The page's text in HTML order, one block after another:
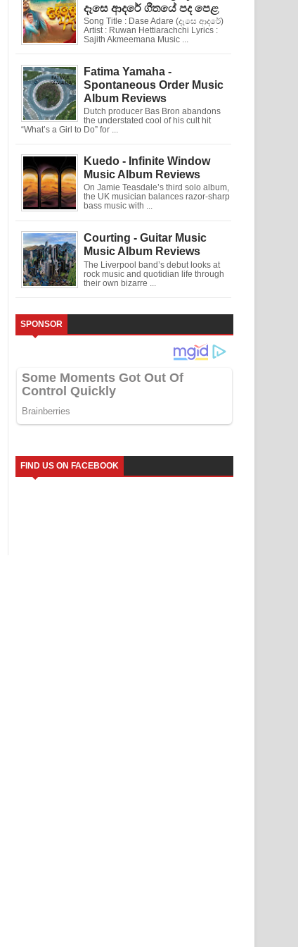
දෑසෙ ආදරේ ගීතයේ පද පෙළ
Song Title : Dase Adare (දෑසෙ ආදරේ)
Artist : Ruwan Hettiarachchi Lyrics :
Sajith Akmeemana Music ...
Fatima Yamaha -
Spontaneous Order Music
Album Reviews
Dutch producer Bas Bron abandons
the understated cool of his cult hit
“What’s a Girl to Do” for ...
Kuedo - Infinite Window
Music Album Reviews
On Jamie Teasdale’s third solo album,
the UK musician balances razor-sharp
bass music with ...
Courting - Guitar Music
Music Album Reviews
The Liverpool band’s debut looks at
rock music and quotidian life through
their own bizarre ...
SPONSOR
FIND US ON FACEBOOK